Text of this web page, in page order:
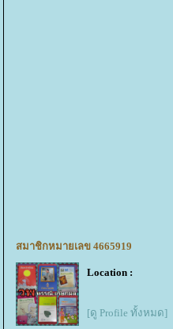
สมาชิกหมายเลข 4665919
Location :
[ดู Profile ทั้งหมด]